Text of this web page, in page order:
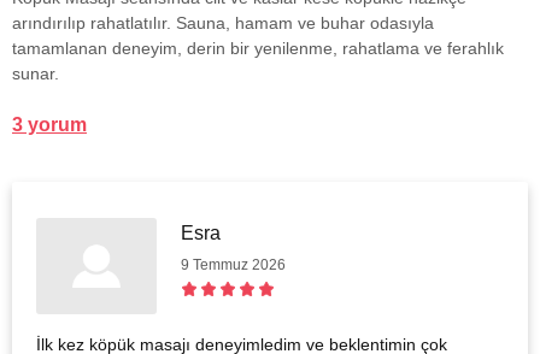
arındırılıp rahatlatılır. Sauna, hamam ve buhar odasıyla
tamamlanan deneyim, derin bir yenilenme, rahatlama ve ferahlık
sunar.
3 yorum
Esra
9 Temmuz 2026
İlk kez köpük masajı deneyimledim ve beklentimin çok